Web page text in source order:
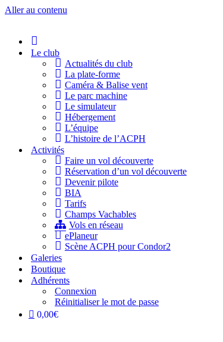
Aller au contenu
Le club
Actualités du club
La plate-forme
Caméra & Balise vent
Le parc machine
Le simulateur
Hébergement
L’équipe
L’histoire de l’ACPH
Activités
Faire un vol découverte
Réservation d’un vol découverte
Devenir pilote
BIA
Tarifs
Champs Vachables
Vols en réseau
ePlaneur
Scène ACPH pour Condor2
Galeries
Boutique
Adhérents
Connexion
Réinitialiser le mot de passe
0,00€